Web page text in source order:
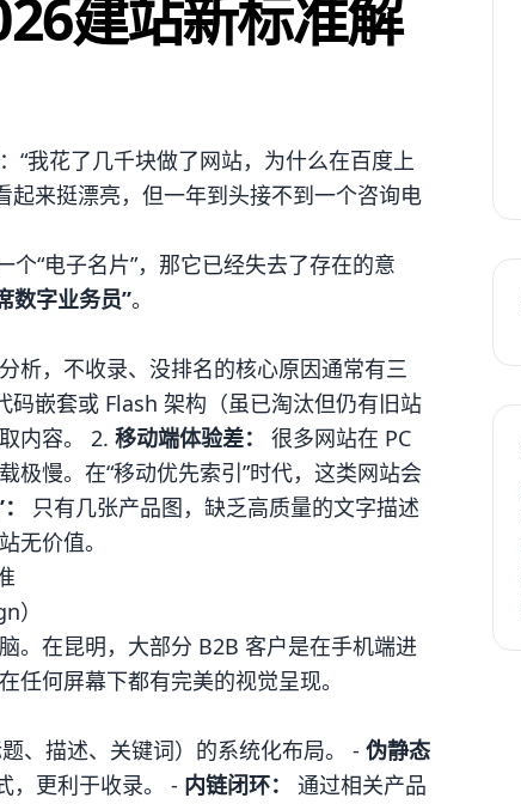
建站新标准解
“我花了几千块做了网站，为什么在百度上
起来挺漂亮，但一年到头接不到一个咨询电
“电子名片”，那它已经失去了存在的意
数字业务员”。
析，不收录、没排名的核心原因通常有三
码嵌套或 Flash 架构（虽已淘汰但仍有旧站
内容。 2. 移动端体验差：
很多网站在 PC
极慢。在“移动优先索引”时代，这类网站会
只有几张产品图，缺乏高质量的文字描述
无价值。
）
。在昆明，大部分 B2B 客户是在手机端进
任何屏幕下都有完美的视觉呈现。
、描述、关键词）的系统化布局。 - 伪静态
，更利于收录。 - 内链闭环：
通过相关产品